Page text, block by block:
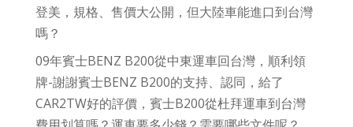
登美，規格、售價大公開，但大陸車能進口到台灣
嗎？
09年賓士BENZ B200從中東運車回台灣，順利領
牌-謝謝賓士BENZ B200的支持、認同，給了
CAR2TW好的評價，賓士B200從杜拜運車到台灣